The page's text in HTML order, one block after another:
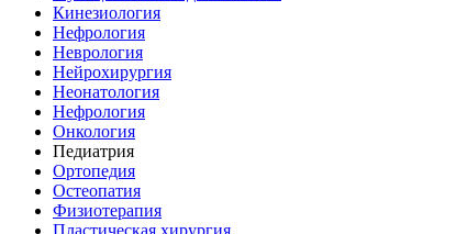
Кинезиология
Нефрология
Неврология
Нейрохирургия
Неонатология
Нефрология
Онкология
Педиатрия
Ортопедия
Остеопатия
Физиотерапия
Пластическая хирургия